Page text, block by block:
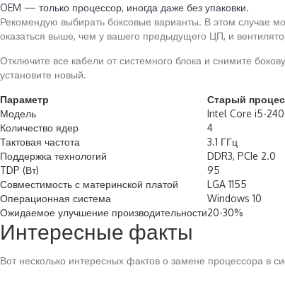
OEM — только процессор, иногда даже без упаковки.
Рекомендую выбирать боксовые варианты. В этом случае
оказаться выше, чем у вашего предыдущего ЦП, и
Отключите все кабели от системного блока и снимите
установите новый.
Параметр Старый
Модель
Intel Core i5-
Количество ядер
4
Тактовая частота
3.1 ГГц
Поддержка технологий
DDR3, PCIe 2.0
TDP (Вт)
95
Совместимость с материнской платой
LGA 1155
Операционная система
Windows 10
Ожидаемое улучшение производительности20-30%
Интересные факты
Вот несколько интересных фактов о замене процессора в